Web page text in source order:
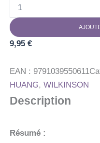
BOITE
DE
GOMMETTES
300
GOMMETTES
LES
BEBES
9,95 €
EAN : 9791039550611
HUANG, WILKINSON
Description
Résumé :